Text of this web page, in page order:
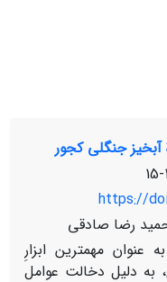
آبخیز جنگلی کجور
https://
رضا صادقی
عنوان مهم‏ترین ابزارِ
به دلیل دخالت عوامل